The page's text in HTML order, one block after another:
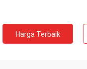
Harga Terbaik